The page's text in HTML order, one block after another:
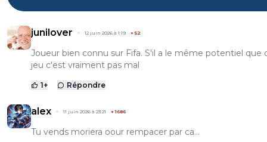
junilover 12 juin 2026 à 1:19 +52
Joueur bien connu sur Fifa. S'il a le même potentiel que
jeu c'est vraiment pas mal
1+ Répondre
alex 11 juin 2026 à 23:21 +1686
Tu vends moriera oour rempacer par ca...